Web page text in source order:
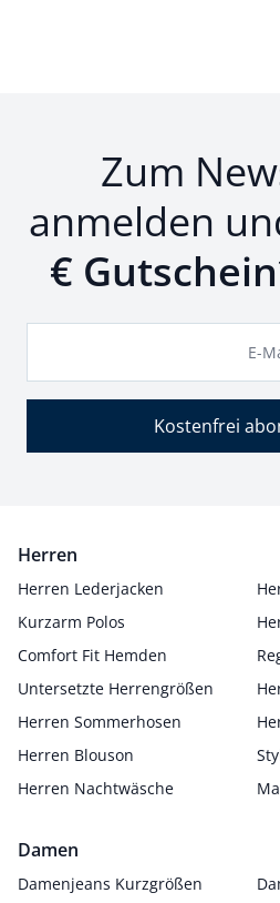
Zum
anmelden
€ Gutschein
E-
Kostenfrei
Herren
Herren Lederjacken
Kurzarm Polos
Comfort Fit Hemden
Untersetzte Herrengrößen
Herren Sommerhosen
Herren Blouson
Herren Nachtwäsche
Damen
Damenjeans Kurzgrößen